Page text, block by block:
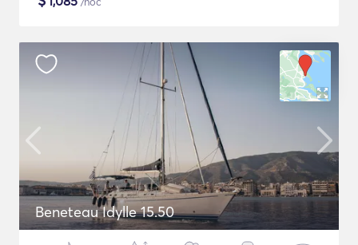
Beneteau Idylle 15.50